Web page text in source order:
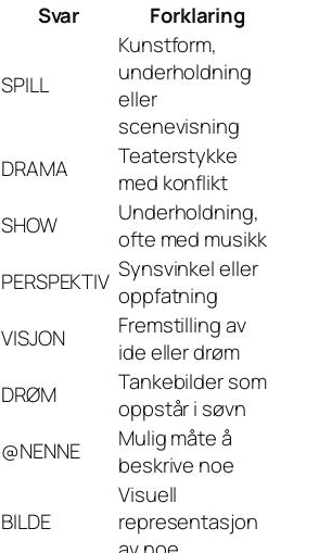
Svar Forklaring
SPILL
Kunstform,
underholdning
eller
scenevisning
DRAMA
Teaterstykke
med konflikt
SHOW
Underholdning,
ofte med musikk
PERSPEKTIV Synsvinkel eller
oppfatning
VISJON
Fremstilling av
ide eller drøm
DRØM
Tankebilder som
oppstår i søvn
@NENNE
Mulig måte å
beskrive noe
BILDE
Visuell
representasjon